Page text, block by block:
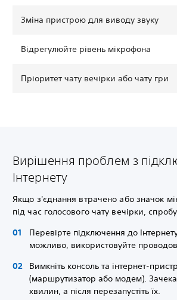
Зміна пристрою для виводу звуку
Відрегулюйте рівень мікрофона
Пріоритет чату вечірки або чату гри
Вирішення проблем з
Інтернету
Якщо з'єднання втрачено або значок
під час голосового чату вечірки,
Перевірте підключення до
можливо, використовуйте
Вимкніть консоль та інтернет-
(маршрутизатор або модем).
хвилин, а після перезапустіть їх.